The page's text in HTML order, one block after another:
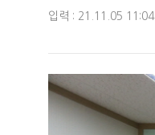
입력 : 21.11.05 11:04